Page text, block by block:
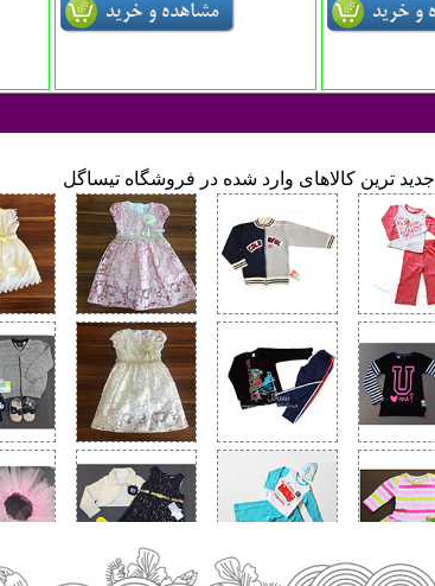
جدید ترین کالاهای وارد شده در فروشگاه تیساگل